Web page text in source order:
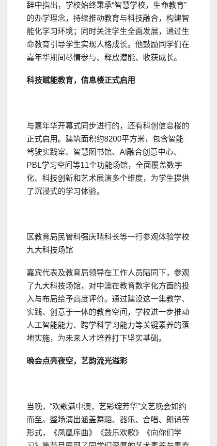
辞中指出，学校始终秉承“智慧学校，生命教育”
的办学理念，持续推动教育与科技融合，构建智
能化学习环境；同时关注学生全面发展，通过生
命教育引导学生实现人格成长。他鼓励同学们在
嘉年华期间尽情参与、释放潜能、收获成长。
科技赋能教育，信息楼正式启用
与嘉年华开幕式同步进行的，还有科创信息楼的
正式启用。建筑面积约8200平方米，包含智能
驾驶实践室、智慧图书馆、AI融合创意中心、
PBL学习空间等11个功能场馆，全面覆盖数字
化、科技创新和艺术展演多个维度，为学生提供
了沉浸式的学习体验。
区教育局民管科强庆晴科长等一行参观体验学校
九大科技场馆
嘉宾代表及教育局领导在工作人员陪同下，参观
了九大科技场馆，对中澳在教育数字化方面的投
入与布局给予高度评价。通过建设这一集教学、
实践、创意于一体的教育空间，学校进一步推动
人工智能能力、跨学科学习能力等关键素养的落
地实施，为未来人才培养打下坚实基础。
晚会点亮夜空，艺韵流光溢彩
当晚，“欢歌满中澳，艺彩绽芳华”文艺晚会如约
而至。整场演出涵盖舞蹈、器乐、合唱、朗诵等
形式，《凤凰序曲》《鼓乐欢歌》《向你们学